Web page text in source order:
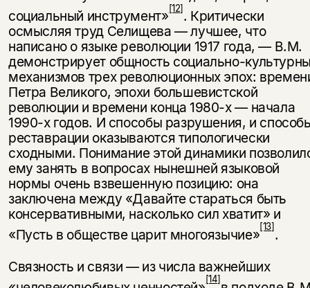
социальный инструмент»[12]. Критически
осмысляя труд Селищева — лучшее, что
написано о языке революции 1917 года, — В.М.
демонстрирует общность социально-
механизмов трех революционных эпох:
Петра Великого, эпохи большевистской
революции и времени конца 1980-х — начала
1990-х годов. И способы разрушения, и
реставрации оказываются типологически
сходными. Понимание этой динамики
ему занять в вопросах нынешней языковой
нормы очень взвешенную пози­цию: она
заключена между «Давайте стараться быть
консервативными, на­сколько сил хватит» и
«Пусть в обществе царит многоязычие»[13].
Связность и связи — из числа важнейших
[14]